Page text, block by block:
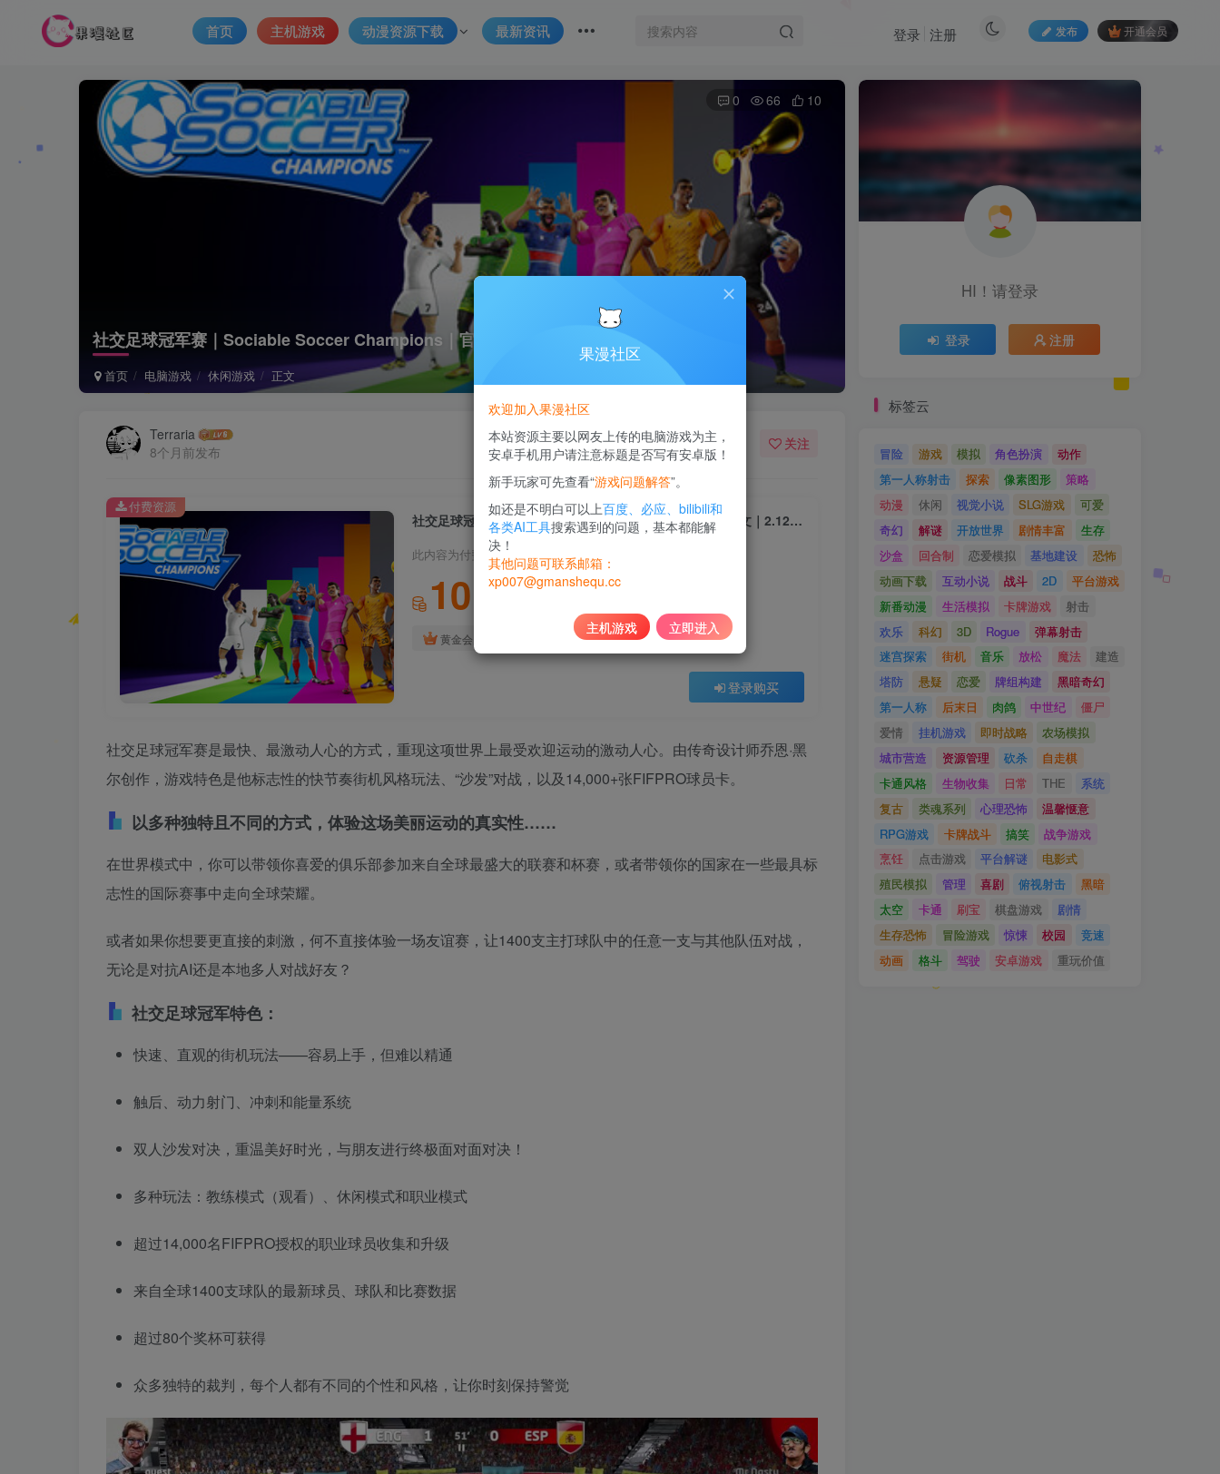
首页 主机游戏 动漫资源下载 最新资讯 发布 开通会员
登录 注册
社交足球冠军赛｜Sociable Soccer Champions｜官方中文｜2.12G｜免安装
首页 电脑游戏 休闲游戏 正文
0 66 10
Terraria
8个月前发布
关注
社交足球冠军赛｜Sociable Soccer Champions｜官方中文｜2.12G｜免安装
此内容为付费资源，请付费后查看
10
黄金会员
登录购买
付费资源
社交足球冠军赛是最快、最激动人心的方式，重现这项世界上最受欢迎运动的激动人心。由传奇设计师乔恩·黑
尔创作，游戏特色是他标志性的快节奏街机风格玩法、“沙发”对战，以及14,000+张FIFPRO球员卡。
以多种独特且不同的方式，体验这场美丽运动的真实性……
在世界模式中，你可以带领你喜爱的俱乐部参加来自全球最盛大的联赛和杯赛，或者带领你的国家在一些最具标
志性的国际赛事中走向全球荣耀。
或者如果你想要更直接的刺激，何不直接体验一场友谊赛，让1400支主打球队中的任意一支与其他队伍对战，
无论是对抗AI还是本地多人对战好友？
社交足球冠军特色：
快速、直观的街机玩法——容易上手，但难以精通
触后、动力射门、冲刺和能量系统
双人沙发对决，重温美好时光，与朋友进行终极面对面对决！
多种玩法：教练模式（观看）、休闲模式和职业模式
超过14,000名FIFPRO授权的职业球员收集和升级
来自全球1400支球队的最新球员、球队和比赛数据
超过80个奖杯可获得
众多独特的裁判，每个人都有不同的个性和风格，让你时刻保持警觉
HI！请登录
登录 注册
标签云
冒险 游戏 模拟 角色扮演
动作
第一人称射击
探索 像素图形
策略
动漫
休闲 视觉小说 SLG游戏
可爱
奇幻
解谜 开放世界 剧情丰富
生存
沙盒
回合制 恋爱模拟 基地建设
恐怖
动画下载
互动小说 战斗 2D
平台游戏
新番动漫
生活模拟 卡牌游戏
射击
欢乐
科幻 3D Rogue
弹幕射击
迷宫探索
街机 音乐 放松 魔法
建造
塔防
悬疑 恋爱 牌组构建
黑暗奇幻
第一人称
后末日 肉鸽 中世纪
僵尸
爱情
挂机游戏 即时战略
农场模拟
城市营造
资源管理 砍杀
自走棋
卡通风格
生物收集 日常 THE
系统
复古
类魂系列 心理恐怖
温馨惬意
RPG游戏
卡牌战斗 搞笑
战争游戏
烹饪
点击游戏 平台解谜
电影式
殖民模拟
管理 喜剧 俯视射击
黑暗
太空
卡通 刷宝 棋盘游戏
剧情
生存恐怖
冒险游戏 惊悚 校园
竞速
动画
格斗 驾驶 安卓游戏 重玩价值
果漫社区
欢迎加入果漫社区
本站资源主要以网友上传的电脑游戏为主，
安卓手机用户请注意标题是否写有安卓版！
新手玩家可先查看“游戏问题解答”。
如还是不明白可以上百度、必应、bilibili和
各类AI工具搜索遇到的问题，基本都能解
决！
其他问题可联系邮箱：
xp007@gmanshequ.cc
主机游戏 立即进入